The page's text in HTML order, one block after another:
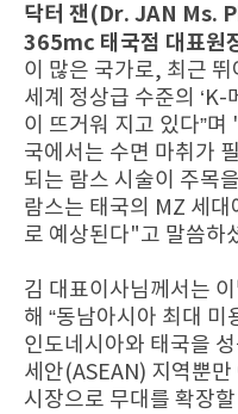
닥터 잰(Dr. JAN
365mc 태국점 대표원
이 많은 국가로, 최근 뛰
세계 정상급 수준의 ‘K-
이 뜨거워 지고 있다”
국에서는 수면 마취가
되는 람스 시술이 주목
람스는 태국의 MZ 세
로 예상된다"고 말씀하
김 대표이사님께서는
해 “동남아시아 최대 미
인도네시아와 태국을
세안(ASEAN) 지역뿐만
시장으로 무대를 확장할